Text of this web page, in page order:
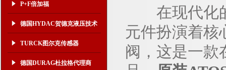
P+F倍加福
德国HYDAC贺德克液压技术
TURCK图尔克传感器
德国DURAG杜拉格代理商
在现代化的
元件扮演着核
阀，这是一款